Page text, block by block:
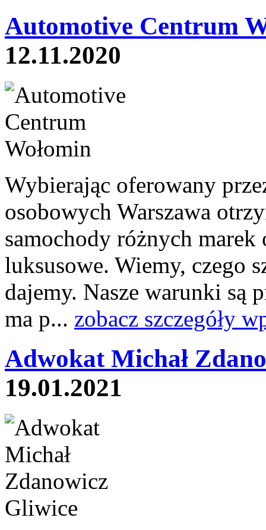
Automotive Centrum
12.11.2020
Wybierając oferowany
osobowych Warszawa
samochody różnych
luksusowe. Wiemy, czego
dajemy. Nasze warunki są
ma p... zobacz szczegóły
Adwokat Michał
19.01.2021